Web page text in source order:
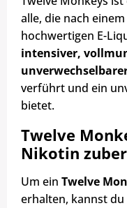
alle, die nach
hochwertigen E-
intensiver,
verführt und ein
bietet.
Twelve
Nikotin
Um ein Twelve
erhalten, kannst